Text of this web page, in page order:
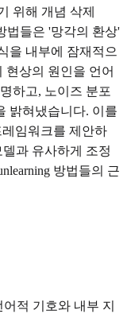
위해 개념 삭제
법들은 '망각의 환상'
을 내부에 잠재적으
현상의 원인을 언어
하고, 노이즈 분포
밝혀냈습니다. 이를
임워크를 제안하
과 유사하게 조정
방법들의 근
적 기호와 내부 지